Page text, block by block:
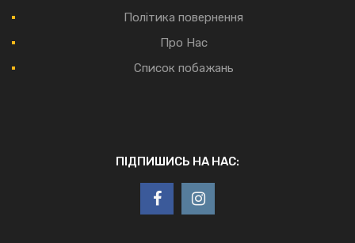
Політика повернення
Про Нас
Список побажань
ПІДПИШИСЬ НА НАС: